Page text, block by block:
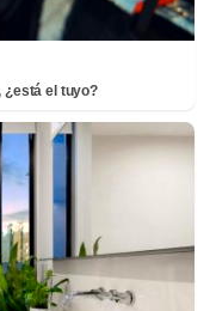
¿está el tuyo?